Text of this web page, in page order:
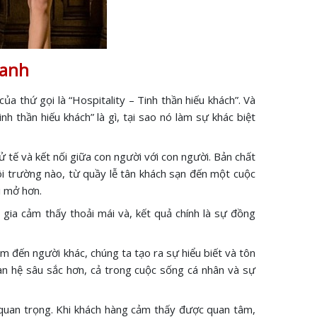
thứ gọi là “Hospitality – Tinh thần hiếu khách”. Và
thần hiếu khách” là gì, tại sao nó làm sự khác biệt
tế và kết nối giữa con người với con người. Bản chất
nào, từ quầy lễ tân khách sạn đến một cuộc
hơn.
cảm thấy thoải mái và, kết quả chính là sự đồng
đến người khác, chúng ta tạo ra sự hiểu biết và tôn
hệ sâu sắc hơn, cả trong cuộc sống cá nhân và sự
trọng. Khi khách hàng cảm thấy được quan tâm,